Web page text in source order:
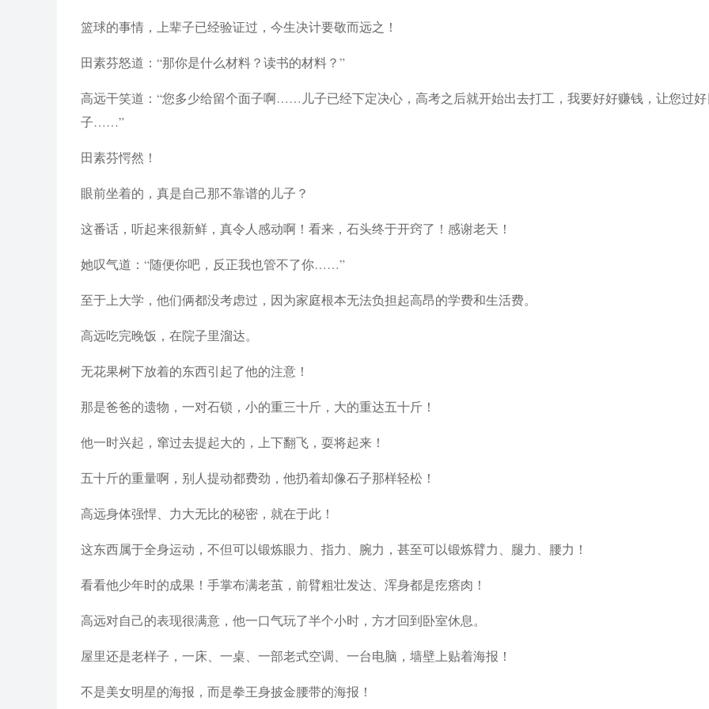
篮球的事情，上辈子已经验证过，今生决计要敬而远之！
田素芬怒道：“那你是什么材料？读书的材料？”
高远干笑道：“您多少给留个面子啊……儿子已经下定决心，高考之后就开始出去打工，我要好好赚钱，让您过
子……”
田素芬愕然！
眼前坐着的，真是自己那不靠谱的儿子？
这番话，听起来很新鲜，真令人感动啊！看来，石头终于开窍了！感谢老天！
她叹气道：“随便你吧，反正我也管不了你……”
至于上大学，他们俩都没考虑过，因为家庭根本无法负担起高昂的学费和生活费。
高远吃完晚饭，在院子里溜达。
无花果树下放着的东西引起了他的注意！
那是爸爸的遗物，一对石锁，小的重三十斤，大的重达五十斤！
他一时兴起，窜过去提起大的，上下翻飞，耍将起来！
五十斤的重量啊，别人提动都费劲，他扔着却像石子那样轻松！
高远身体强悍、力大无比的秘密，就在于此！
这东西属于全身运动，不但可以锻炼眼力、指力、腕力，甚至可以锻炼臂力、腿力、腰力！
看看他少年时的成果！手掌布满老茧，前臂粗壮发达、浑身都是疙瘩肉！
高远对自己的表现很满意，他一口气玩了半个小时，方才回到卧室休息。
屋里还是老样子，一床、一桌、一部老式空调、一台电脑，墙壁上贴着海报！
不是美女明星的海报，而是拳王身披金腰带的海报！